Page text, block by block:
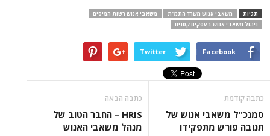
אנוש משרד התמ"ת
משאבי אנוש רשות המיסים
בעסקים קטנים
Twitter
אנוש של
מתפקידו
HRIS – החבר הטוב של
מנהל משאבי האנוש